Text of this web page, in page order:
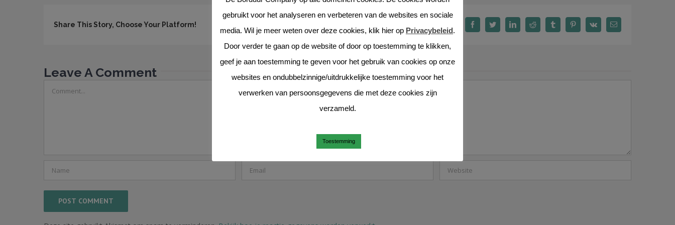
Share This Story, Choose Your Platform! facebooktwitter linkedinreddit tumblr pinterestvk Email
Leave A Comment
gebruikt voor het analyseren en verbeteren van de websites en sociale
media. Wil je meer weten over deze cookies, klik hier op Privacybeleid.
Door verder te gaan op de website of door op toestemming te klikken,
geef je aan toestemming te geven voor het gebruik van cookies op onze
websites en ondubbelzinnige/uitdrukkelijke toestemming voor het
verwerken van persoonsgegevens die met deze cookies zijn
verzameld.
Toestemming